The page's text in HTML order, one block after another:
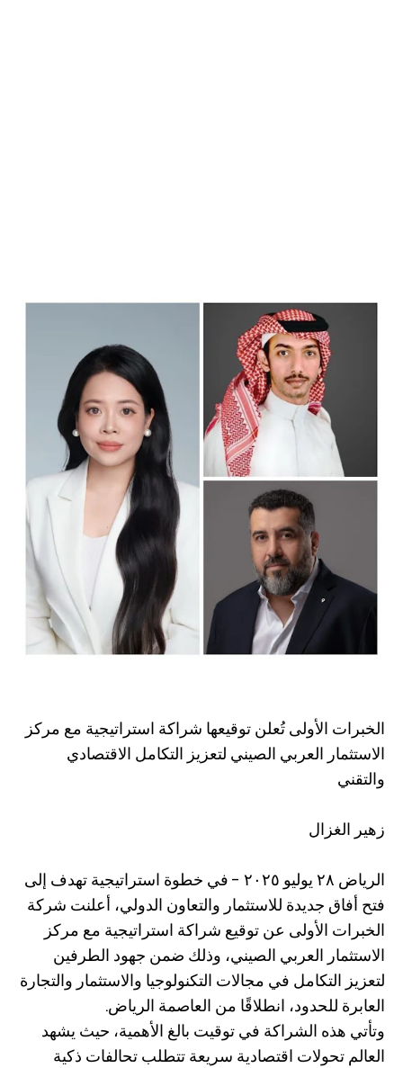
الخبرات الأولى تُعلن توقيعها شراكة استراتيجية مع مركز
الاستثمار العربي الصيني لتعزيز التكامل الاقتصادي
والتقني
زهير الغزال
الرياض ٢٨ يوليو ٢٠٢٥ - في خطوة استراتيجية تهدف إلى
فتح أفاق جديدة للاستثمار والتعاون الدولي، أعلنت شركة
الخبرات الأولى عن توقيع شراكة استراتيجية مع مركز
الاستثمار العربي الصيني، وذلك ضمن جهود الطرفين
لتعزيز التكامل في مجالات التكنولوجيا والاستثمار والتجارة
العابرة للحدود، انطلاقًا من العاصمة الرياض.
وتأتي هذه الشراكة في توقيت بالغ الأهمية، حيث يشهد
العالم تحولات اقتصادية سريعة تتطلب تحالفات ذكية